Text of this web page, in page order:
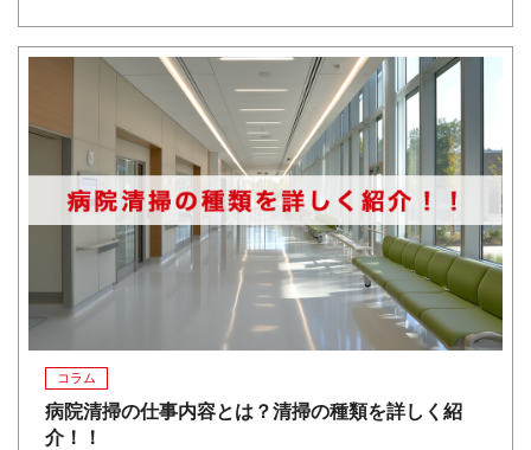
コラム
病院清掃の仕事内容とは？清掃の種類を詳しく紹
介！！